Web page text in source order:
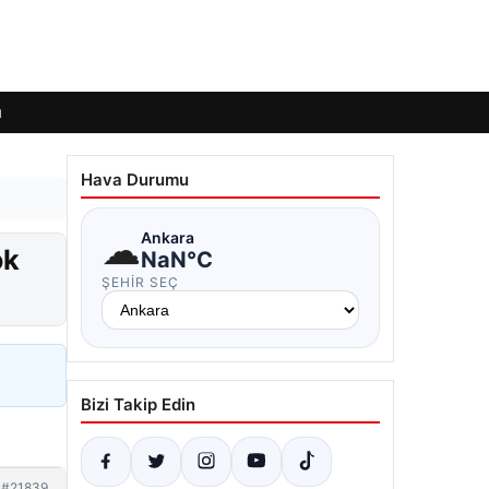
Hava Durumu
☁Ankara
NaN°C
ŞEHIR SEÇ
Bizi Takip Edin